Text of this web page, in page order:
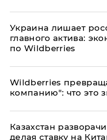
​Украина лишает
главного актива:
по Wildberries
Wildberries
компанию": что это
Казахстан
делая ставку на